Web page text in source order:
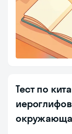
Тест по